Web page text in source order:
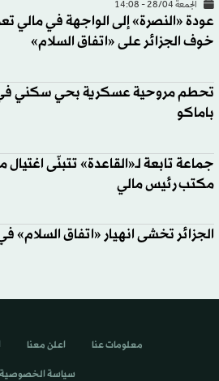
الجمعة 28/04 - 14:08
عودة «النصرة» إلى الواجهة في مالي
خوف الجزائر على «اتفاق السلام»
تحطم مروحية عسكرية بحي سكني
باماكو
جماعة تابعة لـ«القاعدة» تتبنّى اغتيال
مكتب رئيس مالي
الجزائر تخشى انهيار «اتفاق السلام»
معلومات عنا اعلن معنا
سياسة الخصوصية